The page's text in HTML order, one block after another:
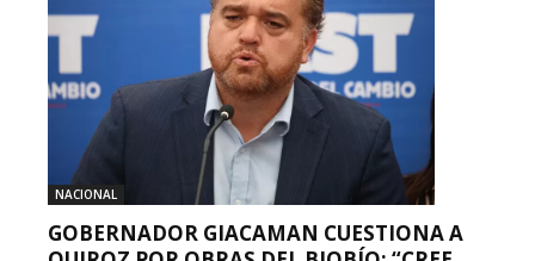
NACIONAL
GOBERNADOR GIACAMAN CUESTIONA A